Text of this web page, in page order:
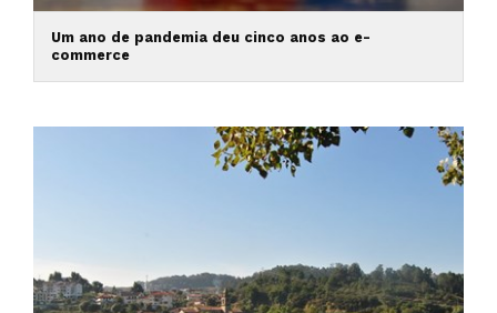
Um ano de pandemia deu cinco anos ao e-
commerce